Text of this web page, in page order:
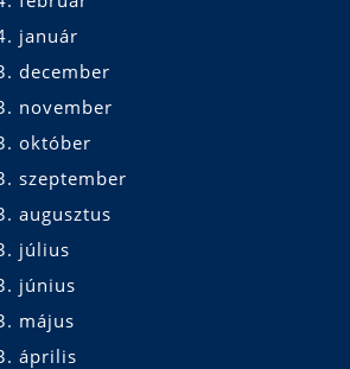
január
december
november
október
szeptember
augusztus
július
június
május
április